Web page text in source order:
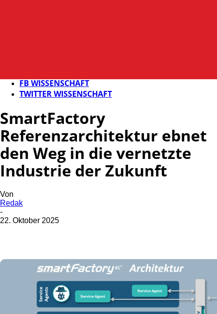
FB WISSENSCHAFT
TWITTER WISSENSCHAFT
SmartFactory
Referenzarchitektur ebnet
den Weg in die vernetzte
Industrie der Zukunft
Von
Redak
-
22. Oktober 2025